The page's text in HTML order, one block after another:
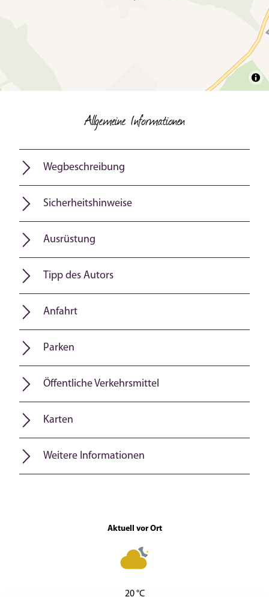
Allgemeine Informationen
Wegbeschreibung
Sicherheitshinweise
Ausrüstung
Tipp des Autors
Anfahrt
Parken
Öffentliche Verkehrsmittel
Karten
Weitere Informationen
Aktuell vor Ort
20 °C